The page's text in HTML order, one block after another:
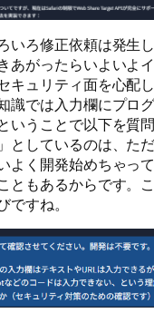
いろ修正依頼は発生
あがったらいよいよ
キュリティ面を心配
識では入力欄にプロ
いうことで以下を質
としているのは、た
よく開発始めちゃっ
ともあるからです。
ですね。